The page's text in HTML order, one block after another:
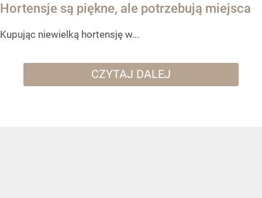
Hortensje są piękne, ale potrzebują miejsca
Kupując niewielką hortensję w...
CZYTAJ DALEJ